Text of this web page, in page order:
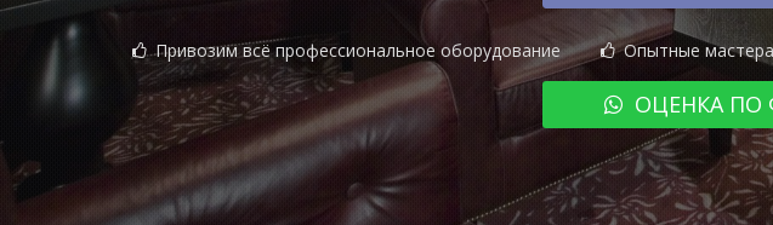
Привозим всё профессиональное оборудование Опытные
ОЦЕНКА ПО